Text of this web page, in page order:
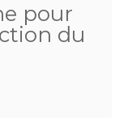
pour
du